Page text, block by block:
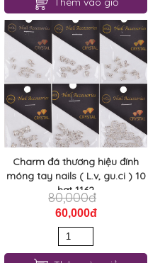
Charm đá thương hiệu đính
móng tay nails ( L.v, gu.ci ) 10
hạt 1162
80,000đ
60,000đ